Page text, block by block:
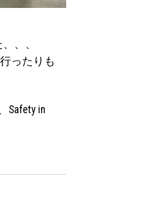
、、
ったりも
in